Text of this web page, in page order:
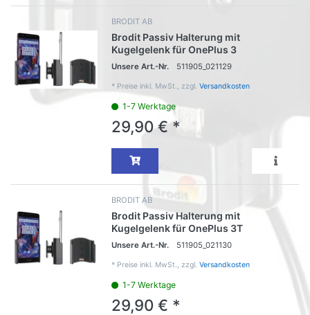
BRODIT AB
Brodit Passiv Halterung mit
Kugelgelenk für OnePlus 3
Unsere Art.-Nr. 511905_021129
* Preise inkl. MwSt., zzgl. Versandkosten
1-7 Werktage
29,90 € *
BRODIT AB
Brodit Passiv Halterung mit
Kugelgelenk für OnePlus 3T
Unsere Art.-Nr. 511905_021130
* Preise inkl. MwSt., zzgl. Versandkosten
1-7 Werktage
29,90 € *